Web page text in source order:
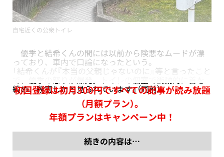
自宅近くの公衆トイレ
優季と結希くんの間には以前から険悪なムードが漂
っており、車内で口論になったという。
「結希くんが『本当の父親じゃないのに』等と言ったこと
絞め、殺害したと見られています」（同前）
初回登録は初月300円ですべての記事が読み放題
（月額プラン）。
年額プランはキャンペーン中！
続きの内容は…